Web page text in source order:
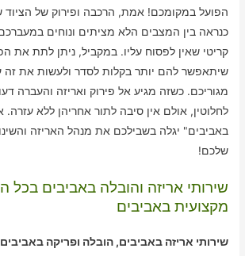
הפועל במקומכם! אמת, הרכבה ופירוק של הציוד
כנראה בין המצבים הלא מציתים ונוחים
קריטי שאין לפסוח עליו. במקביל, ניתן לתת את
שיתאפשר להם יותר בקלות לסדר ולעשות את זה
מגוריכם. כשזה מגיע אל פירוק ואריזה והעברה
לחלוטין, אולם אין סיבה לתור אחריהן ללא עזרה.
באביבים" יגלה בשבילכם את מנהל האריזה
שלכם!
שירותי אריזה והובלה באביבים
מקצועית באביבים
שירותי אריזה באביבים, הובלה ופריקה באביבים